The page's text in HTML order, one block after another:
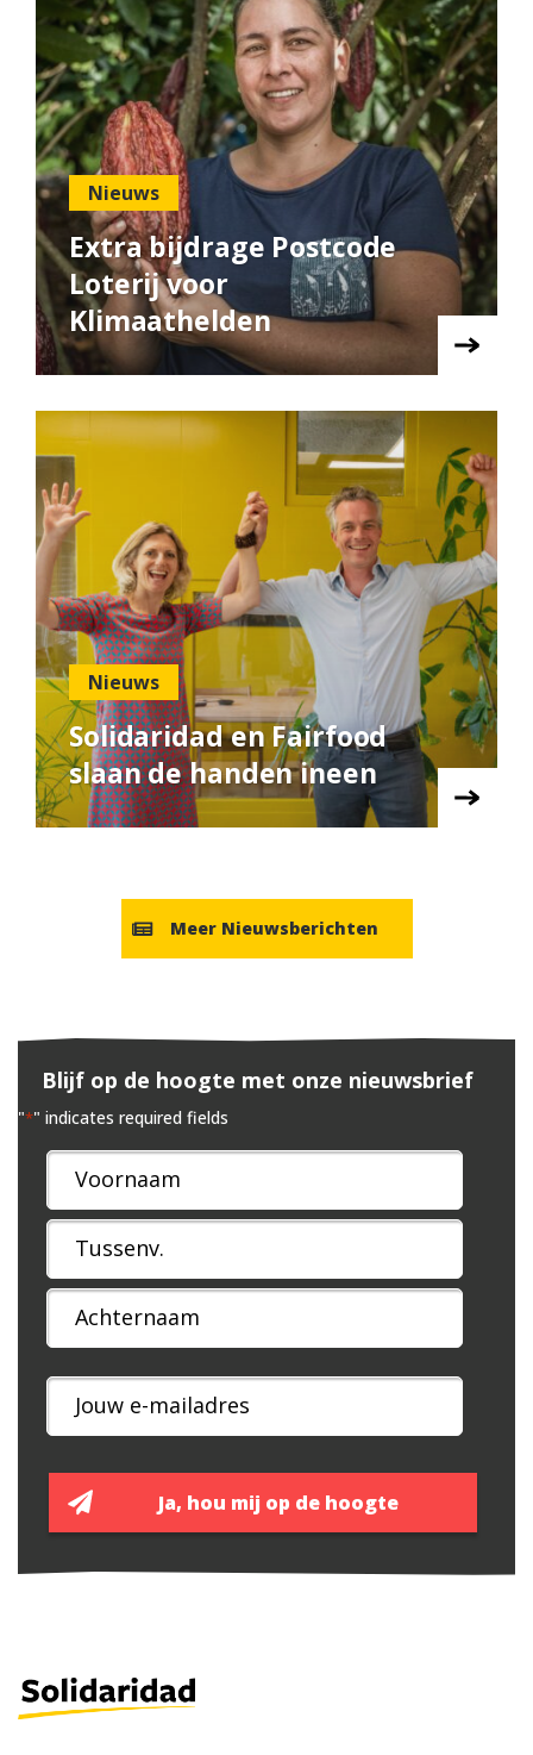
Nieuws
Extra bijdrage Postcode
Loterij voor
Klimaathelden
Nieuws
Solidaridad en Fairfood
slaan de handen ineen
Meer Nieuwsberichten
Blijf op de hoogte met onze nieuwsbrief
"*" indicates required fields
Naam
*